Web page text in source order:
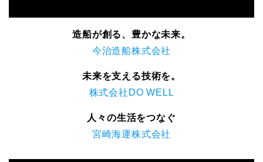
造船が創る、豊かな未来。
今治造船株式会社
未来を支える技術を。
株式会社DO WELL
人々の生活をつなぐ
宮崎海運株式会社